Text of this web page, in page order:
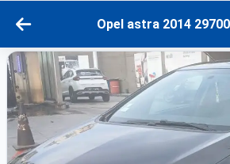
Opel astra 2014